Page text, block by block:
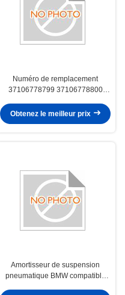
Numéro de remplacement
37106778799 37106778800
suspension BMW Idéal pour
maintenir des performances de
Obtenez le meilleur prix
Amortisseur de suspension
pneumatique BMW compatible